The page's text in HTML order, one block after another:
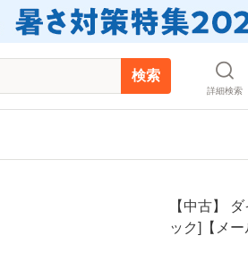
検索
詳細検索
【中古】
ック]【メ